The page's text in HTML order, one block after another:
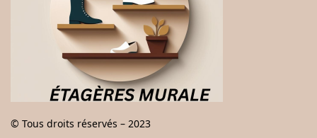
© Tous droits réservés – 2023